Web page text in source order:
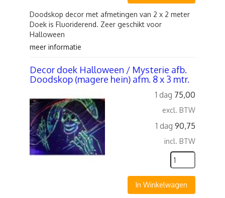
Doodskop decor met afmetingen van 2 x 2 meter
Doek is Fluoriderend. Zeer geschikt voor
Halloween
meer informatie
Decor doek Halloween / Mysterie afb.
Doodskop (magere hein) afm. 8 x 3 mtr.
1 dag 75,00
excl. BTW
1 dag 90,75
incl. BTW
In Winkelwagen